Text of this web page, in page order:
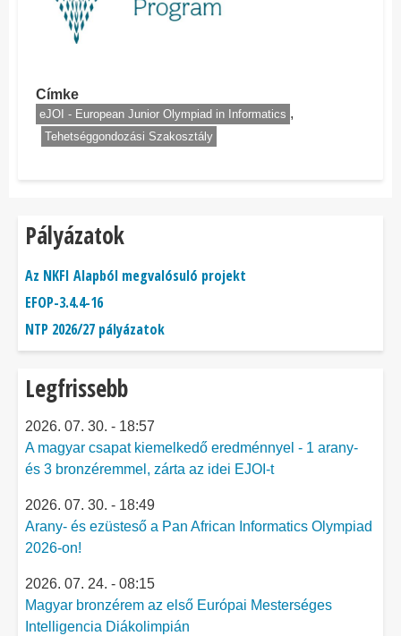
Címke
eJOI - European Junior Olympiad in Informatics
Tehetséggondozási Szakosztály
Pályázatok
Az NKFI Alapból megvalósuló projekt
EFOP-3.4.4-16
NTP 2026/27 pályázatok
Legfrissebb
2026. 07. 30. - 18:57
A magyar csapat kiemelkedő eredménnyel - 1 arany-
és 3 bronzéremmel, zárta az idei EJOI-t
2026. 07. 30. - 18:49
Arany- és ezüsteső a Pan African Informatics Olympiad
2026-on!
2026. 07. 24. - 08:15
Magyar bronzérem az első Európai Mesterséges
Intelligencia Diákolimpián